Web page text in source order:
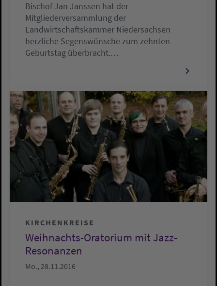
Bischof Jan Janssen hat der
Mitgliederversammlung der
Landwirtschaftskammer Niedersachsen
herzliche Segenswünsche zum zehnten
Geburtstag überbracht.…
KIRCHENKREISE
Weihnachts-Oratorium mit Jazz-
Resonanzen
Mo., 28.11.2016